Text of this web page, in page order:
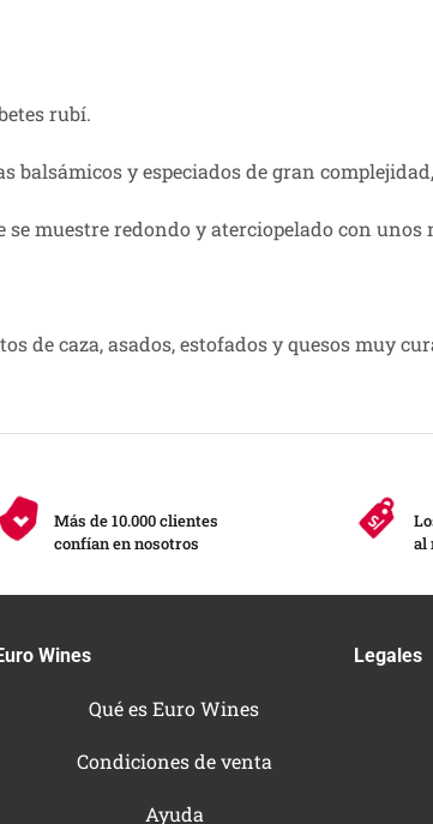
rubí.
balsámicos y especiados de gran
se muestre redondo y aterciopelado con
de caza, asados, estofados y quesos muy
Más de 10.000 clientes
confían en nosotros
al
Wines
Qué es Euro Wines
Condiciones de venta
Ayuda
Legales